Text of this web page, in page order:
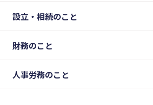
設立・相続のこと
財務のこと
人事労務のこと